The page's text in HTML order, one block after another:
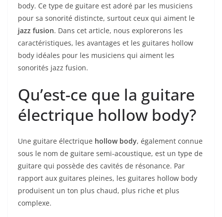
body. Ce type de ‌guitare est adoré par⁢ les ‍musiciens
pour​ sa⁤ sonorité ‍distincte, surtout ceux qui ⁢aiment le
jazz fusion. ⁣Dans cet article, nous explorerons les
⁣caractéristiques, les avantages et les guitares hollow
body idéales pour les musiciens qui aiment les
⁤sonorités jazz fusion.
Qu’est-ce que la‌ guitare
électrique⁣ hollow body?
Une guitare électrique hollow body, également connue
sous le nom de guitare semi-acoustique, est un ⁤type de
guitare qui possède des cavités de résonance. Par
rapport aux guitares pleines, les guitares hollow body
produisent un ton plus chaud, plus riche et plus
⁣complexe.